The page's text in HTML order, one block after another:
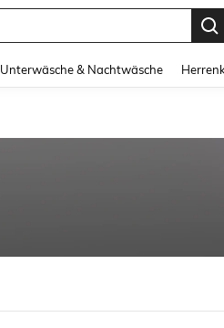
Unterwäsche & Nachtwäsche